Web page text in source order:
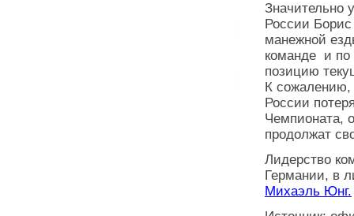
Значительно
России
манежной
команде и по
позицию
К сожалению,
России
Чемпионата,
продолжат
Лидерство
Германии, в
Михаэль Юнг.